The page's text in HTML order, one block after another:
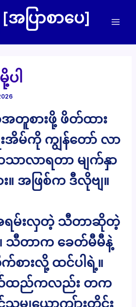
[အပြာစာပေ]
ပါ
တူစားဖို့ ဖိတ်ထား
းအိမ်ကို ကျွန်တော် လာ
ာလာရတာ မျက်နှာ
။ အဖြစ်က ဒီလိုဗျ။
အရမ်းလှတဲ့ သီတာဆိုတဲ့
သီတာက ခေတ်မီမီနဲ့
စားလို့ ထင်ပါရဲ့။
ထည်ကလည်း တက
မျှယောကျ်ားတိုင်း